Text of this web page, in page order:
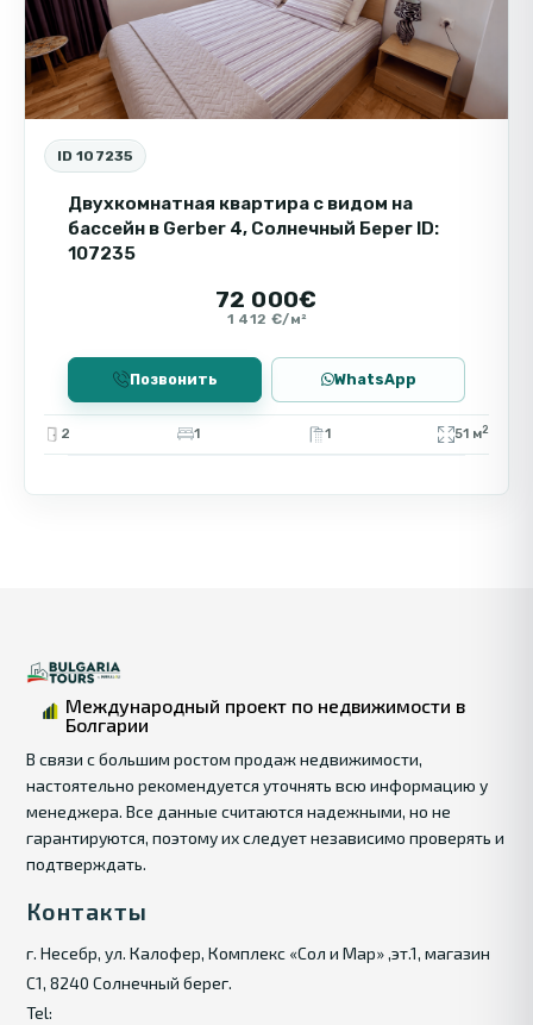
ID 107235
Двухкомнатная квартира с видом на
бассейн в Gerber 4, Солнечный Берег ID:
107235
72 000€
1 412 €/м²
Позвонить WhatsApp
2 1 1 51 м2
Международный проект по недвижимости в
Болгарии
В связи с большим ростом продаж недвижимости,
настоятельно рекомендуется уточнять всю информацию у
менеджера. Все данные считаются надежными, но не
гарантируются, поэтому их следует независимо проверять и
подтверждать.
Контакты
г. Несебр, ул. Калофер, Комплекс «Сол и Мар» ,эт.1, магазин
С1, 8240 Солнечный берег.
Tel: